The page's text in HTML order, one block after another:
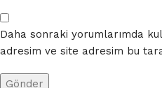
Daha sonraki yorumlarımda
adresim ve site adresim bu